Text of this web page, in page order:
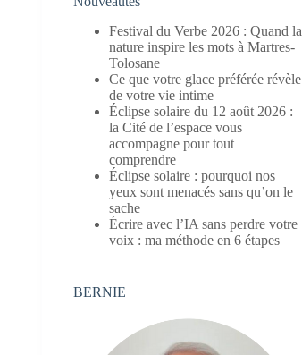
Festival du Verbe 2026 : Quand la
nature inspire les mots à Martres-
Tolosane
Ce que votre glace préférée révèle
de votre vie intime
Éclipse solaire du 12 août 2026 :
la Cité de l’espace vous
accompagne pour tout
comprendre
Éclipse solaire : pourquoi nos
yeux sont menacés sans qu’on le
sache
Écrire avec l’IA sans perdre votre
voix : ma méthode en 6 étapes
BERNIE